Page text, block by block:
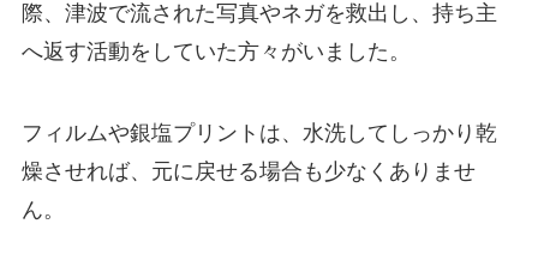
際、津波で流された写真やネガを救出し、持ち主
へ返す活動をしていた方々がいました。
フィルムや銀塩プリントは、水洗してしっかり乾
燥させれば、元に戻せる場合も少なくありませ
ん。